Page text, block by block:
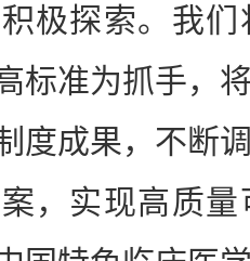
极探索。我
标准为抓手，
度成果，不断
，实现高质